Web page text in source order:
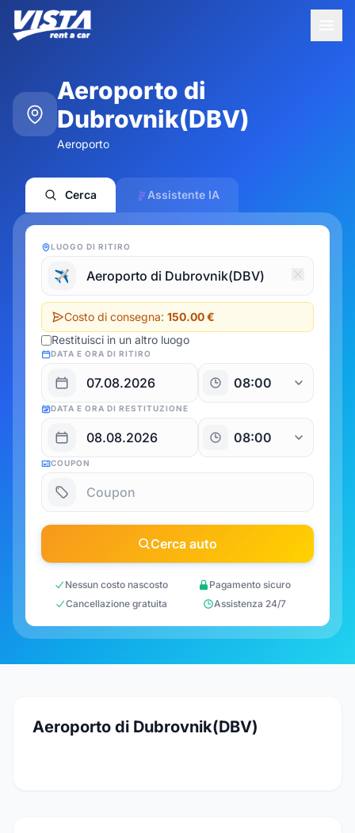
Aeroporto di
Dubrovnik(DBV)
Aeroporto
Cerca Assistente IA
LUOGO DI RITIRO
✈️
Costo di consegna: 150.00 €
Restituisci in un altro luogo
DATA E ORA DI RITIRO
DATA E ORA DI RESTITUZIONE
COUPON
Cerca auto
Nessun costo nascosto
Pagamento sicuro
Cancellazione gratuita
Assistenza 24/7
Aeroporto di Dubrovnik(DBV)